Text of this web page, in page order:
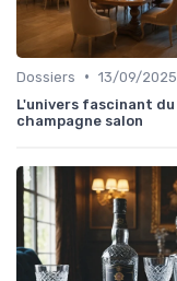
Dossiers • 13/09/2025
L'univers fascinant du
champagne salon